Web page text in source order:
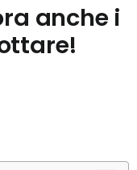
anche i